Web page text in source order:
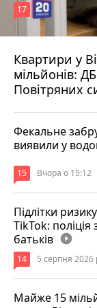
Квартири у
мільйонів:
Повітряних
17
6 серпня 2026 р.
Фекальне
виявили у
15 Вчора о 15:12
Підлітки
TikTok: поліція
батьків play_circle_filled
14 5 серпня 2026
Майже 15